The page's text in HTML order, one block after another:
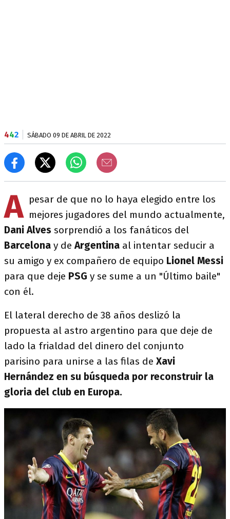
442 SÁBADO 09 DE ABRIL DE 2022
A pesar de que no lo haya elegido entre los
mejores jugadores del mundo actualmente,
Dani Alves sorprendió a los fanáticos del
Barcelona y deArgentina al intentar seducir a
su amigo y ex compañero de equipo Lionel Messi
para que deje PSG y se sume a un "Último baile"
con él.
El lateral derecho de 38 años deslizó la
propuesta al astro argentino para que deje de
lado la frialdad del dinero del conjunto
parisino para unirse a las filas de Xavi
Hernández en su búsqueda por reconstruir la
gloria del club en Europa.